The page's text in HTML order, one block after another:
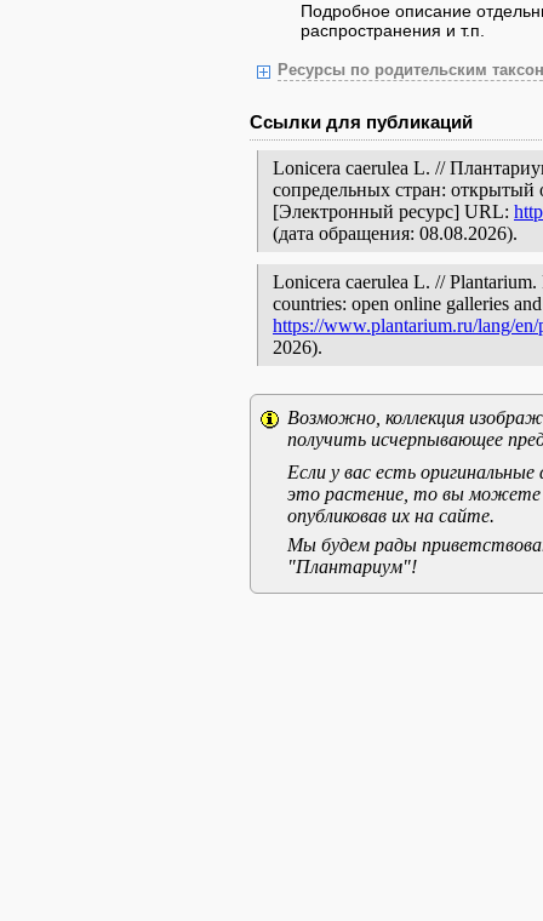
Подробное описание
распространения и т.п.
Ресурсы по родительским
Ссылки для публикаций
Lonicera caerulea L. //
сопредельных стран: открытый
[Электронный ресурс] URL:
(дата обращения: 08.08.2026).
Lonicera caerulea L. //
countries: open online galleries
https://www.plantarium.ru/lang/
2026).
Возможно, коллекция
получить исчерпывающее
Если у вас есть
это растение, то вы можете
опубликовав их на сайте.
Мы будем рады
"Плантариум"!